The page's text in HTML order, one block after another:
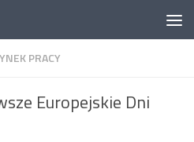
PRACY
Europejskie Dni